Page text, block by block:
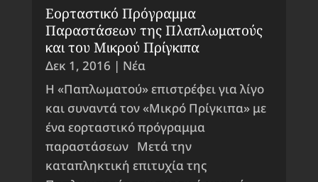
Εορταστικό Πρόγραμμα
Παραστάσεων της Πλαπλωματούς
και του Μικρού Πρίγκιπα
Δεκ 1, 2016 | Νέα
Η «Παπλωματού» επιστρέφει για λίγο
και συναντά τον «Μικρό Πρίγκιπα» με
ένα εορταστικό πρόγραμμα
παραστάσεων Μετά την
καταπληκτική επιτυχία της